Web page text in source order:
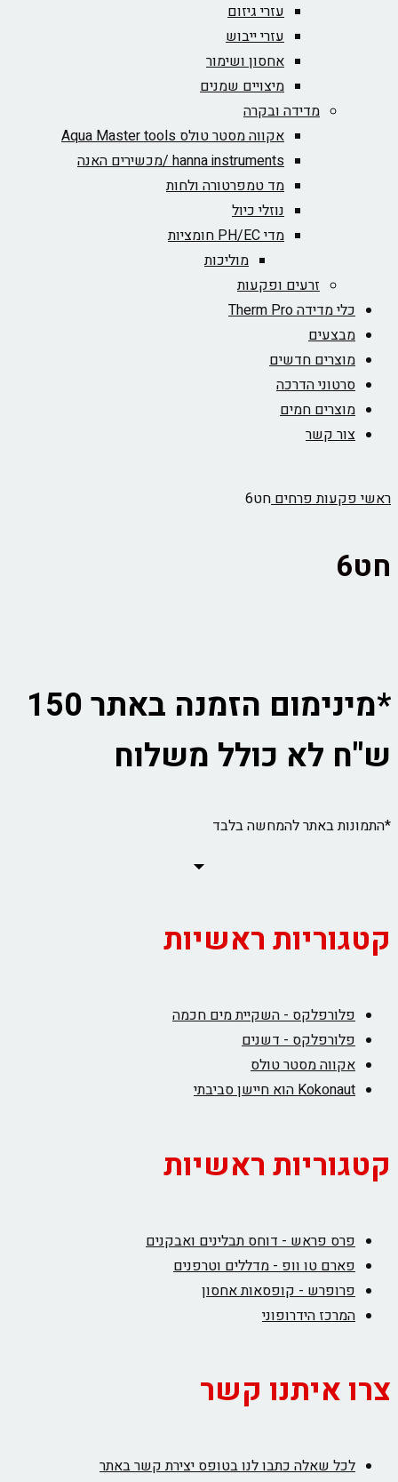
עזרי גיזום
עזרי ייבוש
אחסון ושימור
מיצויים שמנים
מדידה ובקרה
אקווה מסטר טולס Aqua Master tools
hanna instruments /מכשירים האנה
מד טמפרטורה ולחות
נוזלי כיול
מדי PH/EC חומציות
מוליכות
זרעים ופקעות
כלי מדידה Therm Pro
מבצעים
מוצרים חדשים
סרטוני הדרכה
מוצרים חמים
צור קשר
ראשיפקעות פרחיםחט6
חט6
*מינימום הזמנה באתר 150
ש"ח לא כולל משלוח
*התמונות באתר להמחשה בלבד
קטגוריות ראשיות
פלורפלקס - השקיית מים חכמה
פלורפלקס - דשנים
אקווה מסטר טולס
Kokonaut הוא חיישן סביבתי
קטגוריות ראשיות
פרס פראש - דוחס תבלינים ואבקנים
פארם טו וופ - מדללים וטרפנים
פרופרש - קופסאות אחסון
המרכז הידרופוני
צרו איתנו קשר
לכל שאלה כתבו לנו בטופס יצירת קשר באתר